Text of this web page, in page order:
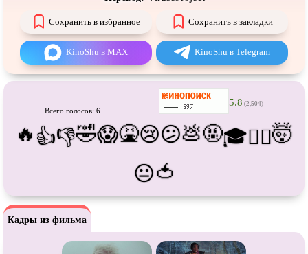
Про шпионов
Про Юристов иАдвокатов
Псевдодокументальный Режиссёрская версия
Роуд-муви Сверхспособности
Слэшер
Стимпанк Сцены с обнажённой натурой
Турецкий сериал Чёрная комедия
В ожидании
Сохранить в избранное Сохранить в закладки
KinoShu в MAX KinoShu в Telegram
Всего голосов: 6
5.8 (2,504)
🔥 👍👎🤣😱🤮😢😕💩🤬🎓😵‍💫🤯
😐🍅
Кадры из фильма